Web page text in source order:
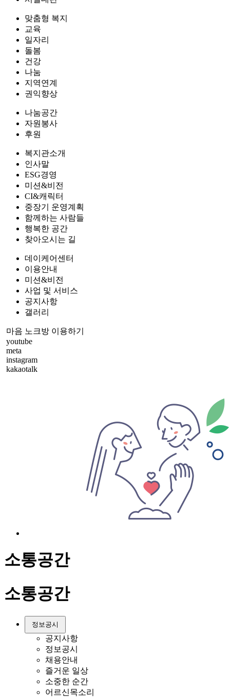
맞춤형 복지
교육
일자리
돌봄
건강
나눔
지역연계
권익향상
나눔공간
자원봉사
후원
복지관소개
인사말
ESG경영
미션&비전
CI&캐릭터
중장기 운영계획
함께하는 사람들
행복한 공간
찾아오시는 길
데이케어센터
이용안내
미션&비전
사업 및 서비스
공지사항
갤러리
마음 노크방 이용하기
youtube
meta
instagram
kakaotalk
소통공간
소통공간
정보공시
공지사항
정보공시
채용안내
즐거운 일상
소중한 순간
어르신목소리